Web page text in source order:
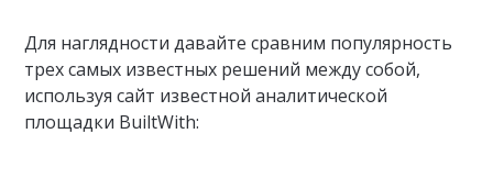
Для наглядности давайте сравним популярность
трех самых известных решений между собой,
используя сайт известной аналитической
площадки BuiltWith: